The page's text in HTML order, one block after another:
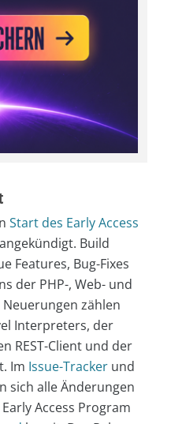
Start des Early Access
angekündigt. Build
Features, Bug-Fixes
der PHP-, Web- und
zählen
Interpreters, der
REST-Client und der
Im Issue-Tracker und
sich alle Änderungen
Access Program